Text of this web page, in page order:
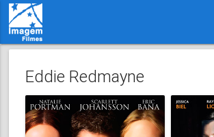
Eddie Redmayne